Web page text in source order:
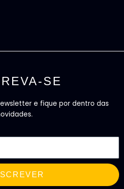
SE
e fique por dentro das